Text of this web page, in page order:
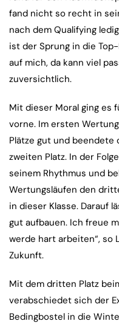
fand nicht so recht in
nach dem Qualifying
ist der Sprung in die
auf mich, da kann viel
zuversichtlich.
Mit dieser Moral ging es
vorne. Im ersten
Plätze gut und beendete
zweiten Platz. In der
seinem Rhythmus und
Wertungsläufen den
in dieser Klasse. Darauf
gut aufbauen. Ich freue
werde hart arbeiten“, so
Zukunft.
Mit dem dritten Platz
verabschiedet sich der
Bedingbostel in die